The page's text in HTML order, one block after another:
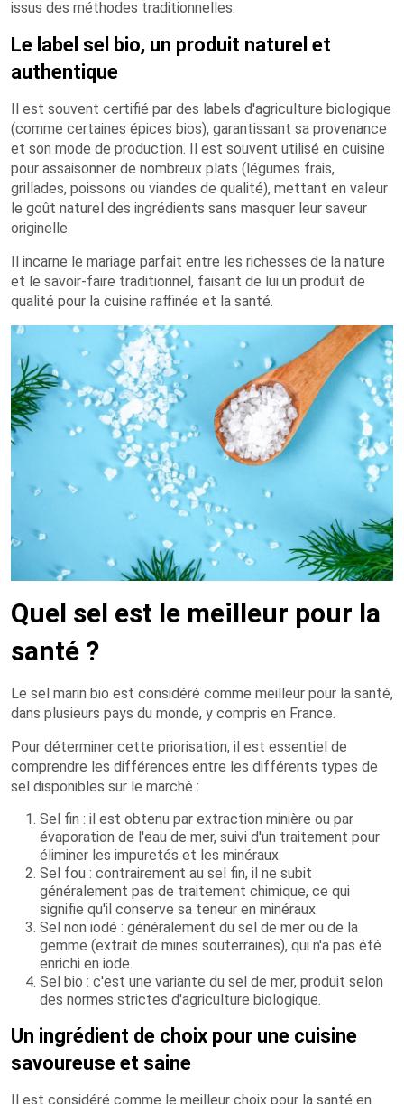
issus des méthodes traditionnelles.
Le label sel bio, un produit naturel et
authentique
Il est souvent certifié par des labels d'agriculture biologique
(comme certaines épices bios), garantissant sa provenance
et son mode de production. Il est souvent utilisé en cuisine
pour assaisonner de nombreux plats (légumes frais,
grillades, poissons ou viandes de qualité), mettant en valeur
le goût naturel des ingrédients sans masquer leur saveur
originelle.
Il incarne le mariage parfait entre les richesses de la nature
et le savoir-faire traditionnel, faisant de lui un produit de
qualité pour la cuisine raffinée et la santé.
Quel sel est le meilleur pour la
santé ?
Le sel marin bio est considéré comme meilleur pour la santé,
dans plusieurs pays du monde, y compris en France.
Pour déterminer cette priorisation, il est essentiel de
comprendre les différences entre les différents types de
sel disponibles sur le marché :
Sel fin : il est obtenu par extraction minière ou par
évaporation de l'eau de mer, suivi d'un traitement pour
éliminer les impuretés et les minéraux.
Sel fou : contrairement au sel fin, il ne subit
généralement pas de traitement chimique, ce qui
signifie qu'il conserve sa teneur en minéraux.
Sel non iodé : généralement du sel de mer ou de la
gemme (extrait de mines souterraines), qui n'a pas été
enrichi en iode.
Sel bio : c'est une variante du sel de mer, produit selon
des normes strictes d'agriculture biologique.
Un ingrédient de choix pour une cuisine
savoureuse et saine
Il est considéré comme le meilleur choix pour la santé en